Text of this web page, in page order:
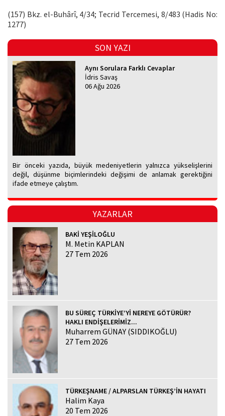
(157) Bkz. el-Buhârî, 4/34; Tecrid Tercemesi, 8/483 (Hadis No:
1277)
SON YAZI
Aynı Sorulara Farklı Cevaplar
İdris Savaş
06 Ağu 2026
Bir önceki yazıda, büyük medeniyetlerin yalnızca yükselişlerini
değil, düşünme biçimlerindeki değişimi de anlamak gerektiğini
ifade etmeye çalıştım.
YAZARLAR
BAKİ YEŞİLOĞLU
M. Metin KAPLAN
27 Tem 2026
BU SÜREÇ TÜRKİYE’Yİ NEREYE GÖTÜRÜR?
HAKLI ENDİŞELERİMİZ...
Muharrem GÜNAY (SIDDIKOĞLU)
27 Tem 2026
TÜRKEŞNAME / ALPARSLAN TÜRKEŞ’İN HAYATI
Halim Kaya
20 Tem 2026